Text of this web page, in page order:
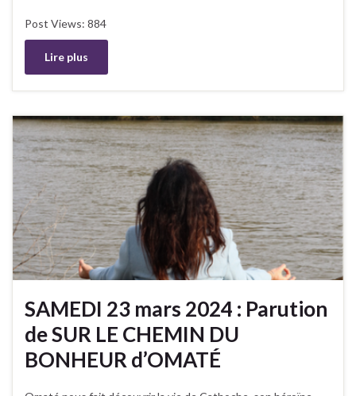
Post Views: 884
Lire plus
SAMEDI 23 mars 2024 : Parution
de SUR LE CHEMIN DU
BONHEUR d’OMATÉ